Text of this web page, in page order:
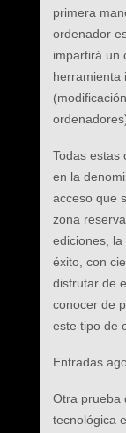
primera
ordenador
impartirá un
herramienta
Todas estas
en la
acceso que
zona
ediciones,
éxito, con
disfrutar de
conocer de
este tipo de
Entradas
Otra prueba
tecnológica